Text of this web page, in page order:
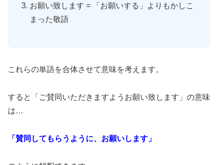
お願い致します = 「お願いする」よりもかしこ
まった敬語
これらの単語を合体させて意味を考えます。
すると「ご賛同いただきますようお願い致します」の意味
は…
「賛同してもらうように、お願いします」